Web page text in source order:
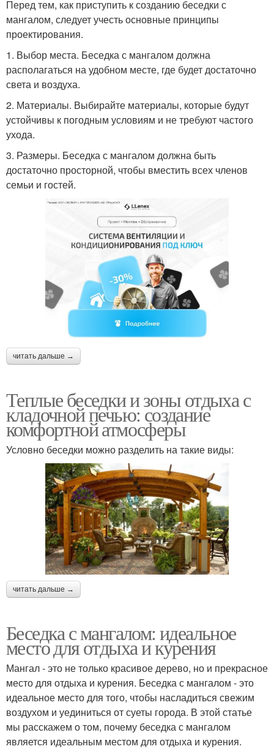
Перед тем, как приступить к созданию беседки с
мангалом, следует учесть основные принципы
проектирования.
1. Выбор места. Беседка с мангалом должна
располагаться на удобном месте, где будет достаточно
света и воздуха.
2. Материалы. Выбирайте материалы, которые будут
устойчивы к погодным условиям и не требуют частого
ухода.
3. Размеры. Беседка с мангалом должна быть
достаточно просторной, чтобы вместить всех членов
семьи и гостей.
читать дальше →
Теплые беседки и зоны отдыха с
кладочной печью: создание
комфортной атмосферы
Условно беседки можно разделить на такие виды:
читать дальше →
Беседка с мангалом: идеальное
место для отдыха и курения
Мангал - это не только красивое дерево, но и прекрасное
место для отдыха и курения. Беседка с мангалом - это
идеальное место для того, чтобы насладиться свежим
воздухом и уединиться от суеты города. В этой статье
мы расскажем о том, почему беседка с мангалом
является идеальным местом для отдыха и курения.